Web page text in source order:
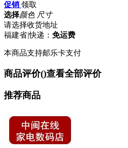
促销 领取
选择颜色 尺寸
请选择收货地址
福建省|快递： 免运费
本商品支持邮乐卡支付
商品评价()查看全部评价
推荐商品